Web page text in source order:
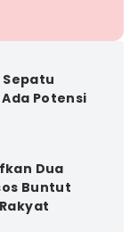
Potensi
Dua
Buntut